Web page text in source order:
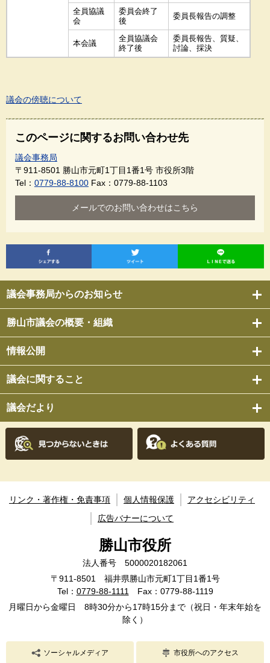
議会事務局からのお知らせ
勝山市議会の概要・組織
情報公開
議会に関すること
議会だより
全員協議
会
委員会終了
後
委員長報告の調整
本会議
全員協議会
終了後
委員長報告、質疑、
討論、採決
議会の傍聴について
このページに関するお問い合わせ先
議会事務局
〒911-8501 勝山市元町1丁目1番1号 市役所3階
Tel： 0779-88-8100 Fax：0779-88-1103
メールでのお問い合わせはこちら
リンク・著作権・免責事項 個人情報保護
アクセシビリティ
広告バナーについて
勝山市役所
法人番号 5000020182061
〒911-8501 福井県勝山市元町1丁目1番1号
Tel： 0779-88-1111
Fax：0779-88-1119
月曜日から金曜日 8時30分から17時15分まで（祝日・年末年始を
除く）
ソーシャルメディア 市役所へのアクセス